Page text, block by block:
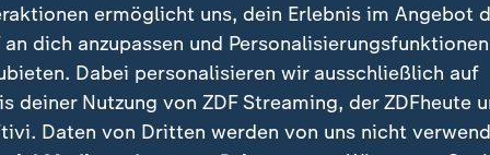
Bundeskanzlerermöglicht uns, dein Erlebnis im Angebot
an dich anzupassen und Personalisierungsfunktionen
Dabei personalisieren wir ausschließlich auf
deiner Nutzung von ZDF Streaming, der ZDFheute
Daten von Dritten werden von uns nicht